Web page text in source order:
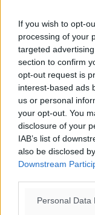
If you wish to opt-
processing of your
targeted
section to confirm
opt-out request is
interest-based ads
us or personal
your opt-out. You
disclosure of your
IAB’s list of
also be disclosed
Downstream
Personal Data